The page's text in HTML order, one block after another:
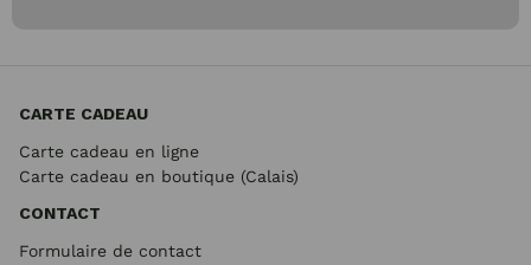
CARTE CADEAU
Carte cadeau en ligne
Carte cadeau en boutique (Calais)
CONTACT
Formulaire de contact